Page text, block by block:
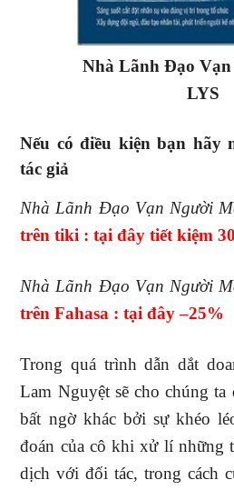
Nhà Lãnh Đạo
LYS
Nếu có điều kiện bạn hãy
tác giả
Nhà Lãnh Đạo Vạn Người
trên tiki : tại đây tiết kiệm
Nhà Lãnh Đạo Vạn Người
trên Fahasa : tại đây–25%
Trong quá trình dẫn dắt
Lam Nguyệt sẽ cho chúng
bất ngờ khác bởi sự khéo
đoán của cô khi xử lí những
dịch với đối tác, trong cách